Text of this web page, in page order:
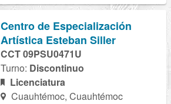
Centro de Especialización
Artística Esteban Siller
CCT 09PSU0471U
Turno: Discontinuo
Licenciatura
Cuauhtémoc, Cuauhtémoc